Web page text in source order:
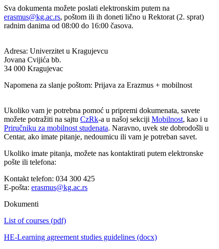
Sva dokumenta možete poslati elektronskim putem na
erasmus@kg.ac.rs, poštom ili ih doneti lično u Rektorat (2. sprat)
radnim danima od 08:00 do 16:00 časova.
Adresa: Univerzitet u Kragujevcu
Jovana Cvijića bb.
34 000 Kragujevac
Napomena za slanje poštom: Prijava za Erazmus + mobilnost
Ukoliko vam je potrebna pomoć u pripremi dokumenata, savete
možete potražiti na sajtu CzRk-a u našoj sekciji Mobilnost, kao i u
Priručniku za mobilnost studenata. Naravno, uvek ste dobrodošli u
Centar, ako imate pitanje, nedoumicu ili vam je potreban savet.
Ukoliko imate pitanja, možete nas kontaktirati putem elektronske
pošte ili telefona:
Kontakt telefon: 034 300 425
E-pošta: erasmus@kg.ac.rs
Dokumenti
List of courses (pdf)
HE-Learning agreement studies guidelines (docx)